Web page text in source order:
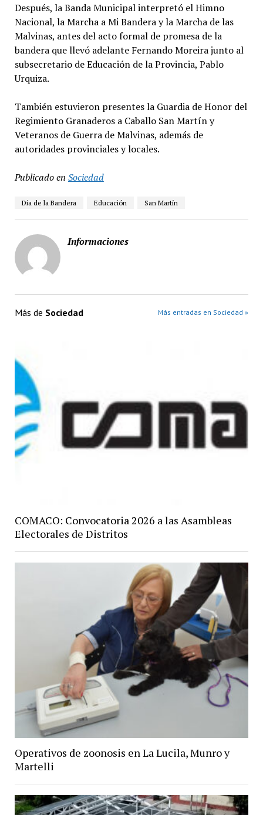
Después, la Banda Municipal interpretó el Himno
Nacional, la Marcha a Mi Bandera y la Marcha de las
Malvinas, antes del acto formal de promesa de la
bandera que llevó adelante Fernando Moreira junto al
subsecretario de Educación de la Provincia, Pablo
Urquiza.
También estuvieron presentes la Guardia de Honor del
Regimiento Granaderos a Caballo San Martín y
Veteranos de Guerra de Malvinas, además de
autoridades provinciales y locales.
Publicado en Sociedad
Día de la Bandera Educación San Martín
Informaciones
Más de Sociedad Más entradas en Sociedad »
COMACO: Convocatoria 2026 a las Asambleas
Electorales de Distritos
Operativos de zoonosis en La Lucila, Munro y
Martelli